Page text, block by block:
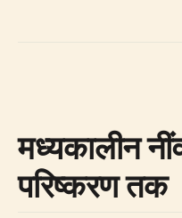
मध्यकालीन
परिष्करण तक